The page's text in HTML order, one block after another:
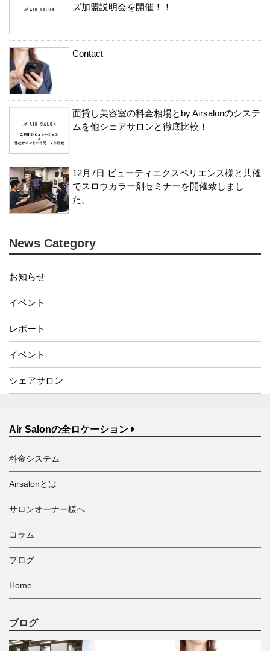
ズ加盟説明会を開催！！
Contact
面貸し美容室の料金相場とby Airsalonのシステ
ムを他シェアサロンと徹底比較！
12月7日 ビューティエクスペリエンス様と共催
でスロウカラー剤セミナーを開催致しまし
た。
News Category
お知らせ
イベント
レポート
イベント
シェアサロン
Air Salonの全ロケーション
料金システム
Airsalonとは
サロンオーナー様へ
コラム
ブログ
Home
ブログ